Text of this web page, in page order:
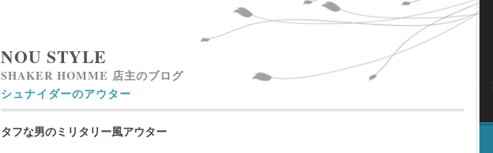
NOU STYLE
SHAKER HOMME 店主のブログ
シュナイダーのアウター
タフな男のミリタリー風アウター